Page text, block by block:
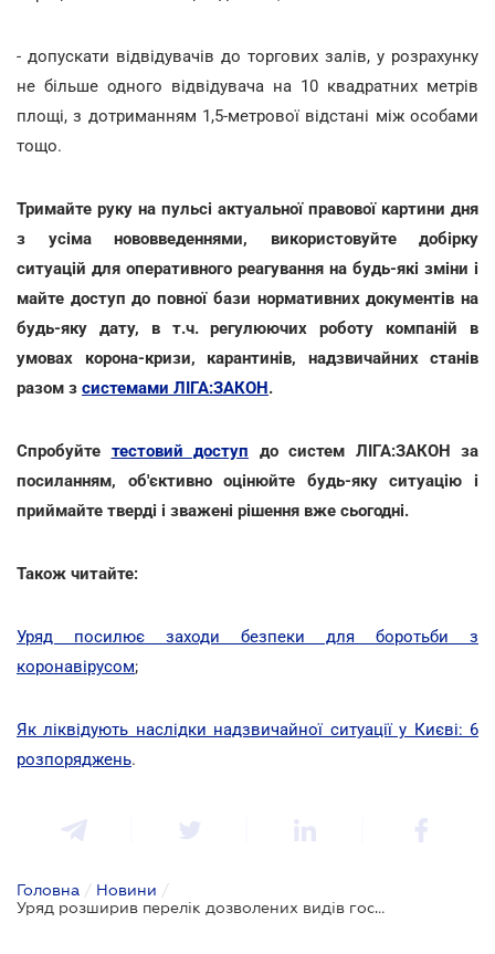
- допускати відвідувачів до торгових залів, у розрахунку
не більше одного відвідувача на 10 квадратних метрів
площі, з дотриманням 1,5-метрової відстані між особами
тощо.
Тримайте руку на пульсі актуальної правової картини дня
з усіма нововведеннями, використовуйте добірку
ситуацій для оперативного реагування на будь-які зміни і
майте доступ до повної бази нормативних документів на
будь-яку дату, в т.ч. регулюючих роботу компаній в
умовах корона-кризи, карантинів, надзвичайних станів
разом з системами ЛІГА:ЗАКОН.
Спробуйте тестовий доступ до систем ЛІГА:ЗАКОН за
посиланням, об'єктивно оцінюйте будь-яку ситуацію і
приймайте тверді і зважені рішення вже сьогодні.
Також читайте:
Уряд посилює заходи безпеки для боротьби з
коронавірусом;
Як ліквідують наслідки надзвичайної ситуації у Києві: 6
розпоряджень.
Головна / Новини /
Уряд розширив перелік дозволених видів господарської діяльності під час карантину